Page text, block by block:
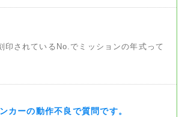
印されているNo.でミッションの年式って
カーの動作不良で質問です。